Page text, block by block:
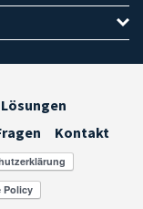
Kontakt